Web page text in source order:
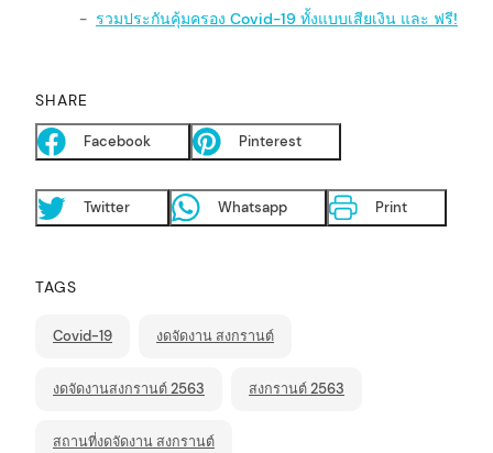
รวมประกันคุ้มครอง Covid-19 ทั้งแบบเสียเงิน และ ฟรี!
SHARE
Facebook Pinterest
Twitter Whatsapp Print
TAGS
Covid-19 งดจัดงาน สงกรานต์
งดจัดงานสงกรานต์ 2563 สงกรานต์ 2563
สถานที่งดจัดงาน สงกรานต์